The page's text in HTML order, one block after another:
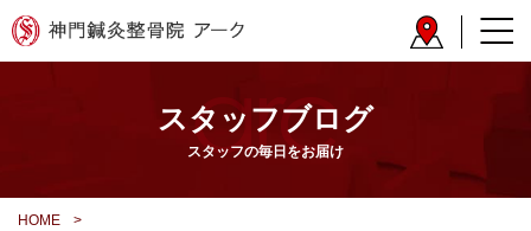
スタッフブログ
スタッフの毎日をお届け
HOME >